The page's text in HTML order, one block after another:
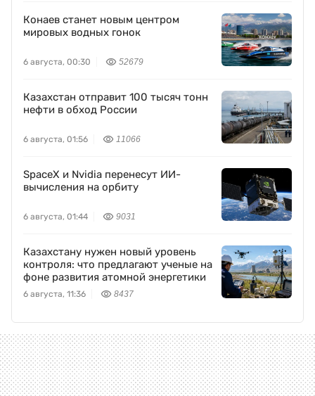
Конаев станет новым центром
мировых водных гонок
6 августа, 00:30 52679
Казахстан отправит 100 тысяч тонн
нефти в обход России
6 августа, 01:56 11066
SpaceX и Nvidia перенесут ИИ-
вычисления на орбиту
6 августа, 01:44 9031
Казахстану нужен новый уровень
контроля: что предлагают ученые на
фоне развития атомной энергетики
6 августа, 11:36 8437